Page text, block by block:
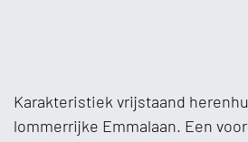
Karakteristiek vrijstaand
lommerrijke Emmalaan. Een